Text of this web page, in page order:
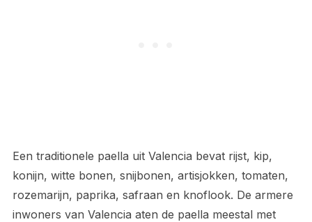
Een traditionele paella uit Valencia bevat rijst, kip,
konijn, witte bonen, snijbonen, artisjokken, tomaten,
rozemarijn, paprika, safraan en knoflook. De armere
inwoners van Valencia aten de paella meestal met